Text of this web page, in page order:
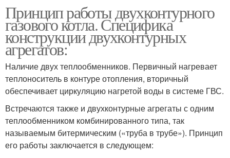
Принцип работы двухконтурного
газового котла. Специфика
конструкции двухконтурных
агрегатов:
Наличие двух теплообменников. Первичный нагревает
теплоноситель в контуре отопления, вторичный
обеспечивает циркуляцию нагретой воды в системе ГВС.
Встречаются также и двухконтурные агрегаты с одним
теплообменником комбинированного типа, так
называемым битермическим («труба в трубе»). Принцип
его работы заключается в следующем: